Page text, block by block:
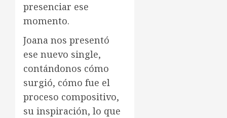
presenciar ese
momento.
Joana nos presentó
ese nuevo single,
contándonos cómo
surgió, cómo fue el
proceso compositivo,
su inspiración, lo que